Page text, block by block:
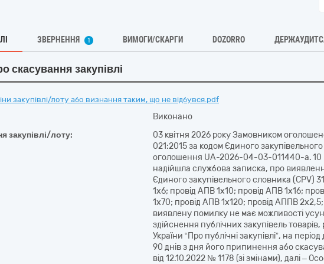
ЗВЕРНЕННЯ 1 ВИМОГИ/СКАРГИ DOZORRO
скасування закупівлі
закупівлі/лоту або визнання таким, що не відбувся.pdf
Виконано
закупівлі/лоту:
03 квітня 2026 року Замовником
021:2015 за кодом Єдиного
оголошення UA-2026-04-03-011440-a. 10
надійшла службова записка, про
Єдиного закупівельного словника (CPV)
1х6; провід АПВ 1х10; провід АПВ 1х16;
1х70; провід АПВ 1х120; провід АППВ
виявлену помилку не має можливості
здійснення публічних закупівель
України “Про публічні закупівлі”, на
90 днів з дня його припинення або
від 12.10.2022 № 1178 (зі змінами), далі –